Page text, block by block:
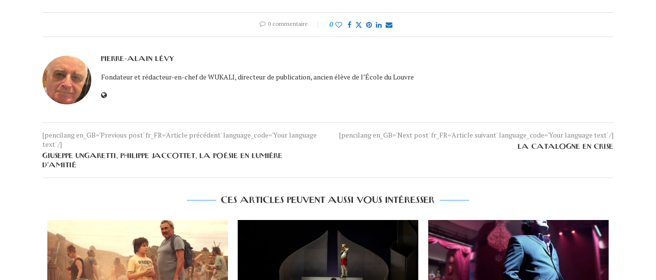
0 commentaire 0
PIERRE-ALAIN LÉVY
Fondateur et rédacteur-en-chef de WUKALI, directeur de publication, ancien élève de l’École du Louvre
[pencilang en_GB='Previous post' fr_FR='Article précédent' language_code='Your language
text' /]
GIUSEPPE UNGARETTI, PHILIPPE JACCOTTET, LA POÉSIE EN LUMIÈRE
D’AMITIÉ
[pencilang en_GB='Next post' fr_FR='Article suivant' language_code='Your language text' /]
LA CATALOGNE EN CRISE
CES ARTICLES PEUVENT AUSSI VOUS INTÉRESSER